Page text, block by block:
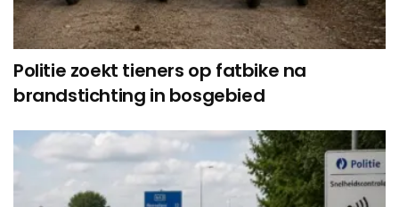
Politie zoekt tieners op fatbike na
brandstichting in bosgebied